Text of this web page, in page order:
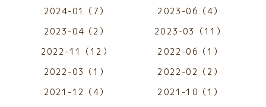
2024-01（7）
2023-06（4）
2023-04（2）
2023-03（11）
2022-11（12）
2022-06（1）
2022-03（1）
2022-02（2）
2021-12（4）
2021-10（1）